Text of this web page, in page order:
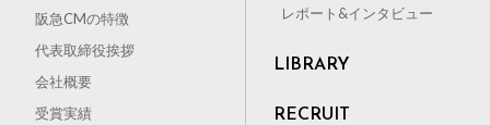
阪急CMの特徴
代表取締役挨拶
会社概要
受賞実績
レポート&インタビュー
LIBRARY
RECRUIT